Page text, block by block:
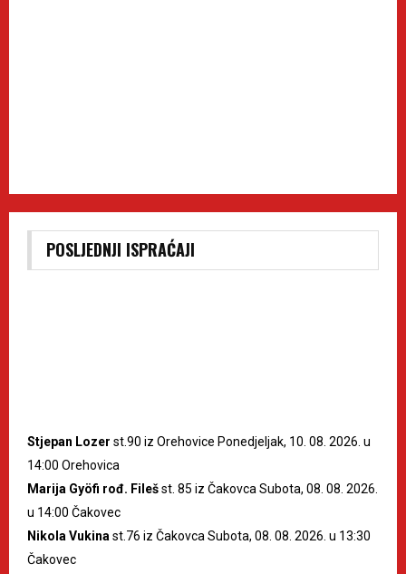
POSLJEDNJI ISPRAĆAJI
Stjepan Lozer st.90 iz Orehovice Ponedjeljak, 10. 08. 2026. u
14:00 Orehovica
Marija Gyöfi rođ. Filešst. 85 iz Čakovca Subota, 08. 08. 2026.
u 14:00 Čakovec
Nikola Vukina st.76 iz Čakovca Subota, 08. 08. 2026. u 13:30
Čakovec